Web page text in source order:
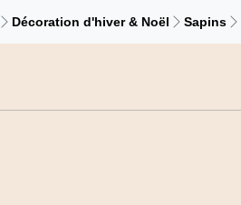
Catalogue
Décoration d'hiver & Noël Sapins